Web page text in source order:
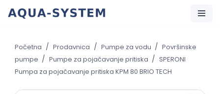
content
Početna / Prodavnica / Pumpe za vodu / Površinske
pumpe / Pumpe za pojačavanje pritiska / SPERONI
Pumpa za pojačavanje pritiska KPM 80 BRIO TECH